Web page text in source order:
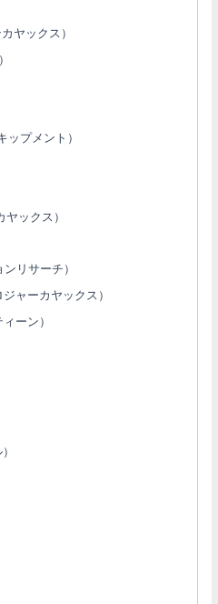
ヤックス）
ップメント）
ックス）
リサーチ）
ャーカヤックス）
ーン）